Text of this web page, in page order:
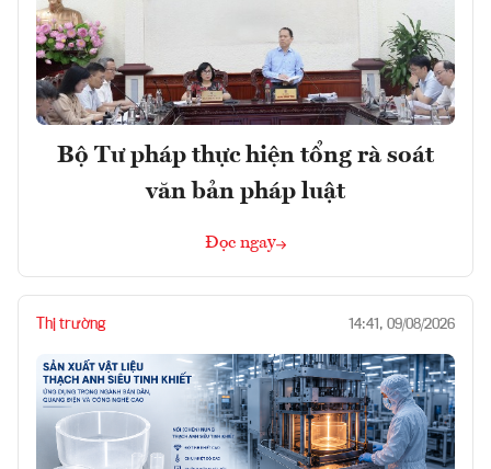
Bộ Tư pháp thực hiện tổng rà soát
văn bản pháp luật
Đọc ngay
Thị trường 14:41, 09/08/2026